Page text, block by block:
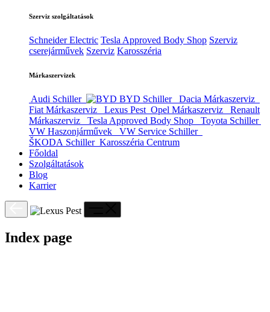
Szerviz szolgáltatások
Schneider Electric Tesla Approved Body Shop Szerviz
cserejárművek Szerviz Karosszéria
Márkaszervizek
Audi Schiller BYD Schiller
Dacia Márkaszerviz
Fiat Márkaszerviz
Lexus Pest Opel Márkaszerviz
Renault
Márkaszerviz
Tesla Approved Body Shop
Toyota Schiller
VW Haszonjárművek
VW Service Schiller
ŠKODA Schiller Karosszéria Centrum
Főoldal
Szolgáltatások
Blog
Karrier
Index page